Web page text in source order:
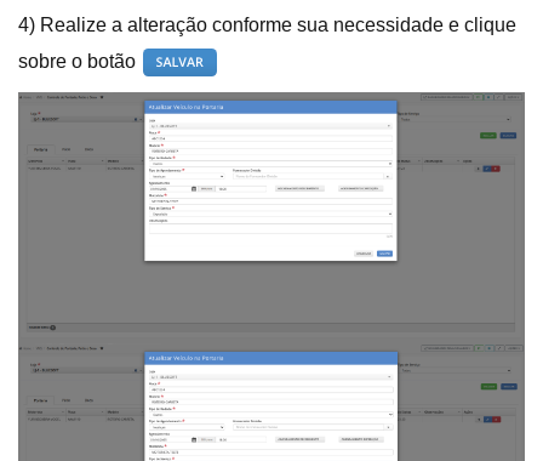
4) Realize a alteração conforme sua necessidade e clique
sobre o botão